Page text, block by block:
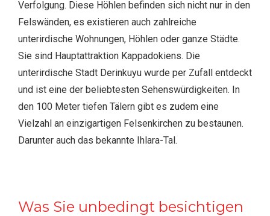
Verfolgung. Diese Höhlen befinden sich nicht nur in den
Felswänden, es existieren auch zahlreiche
unterirdische Wohnungen, Höhlen oder ganze Städte.
Sie sind Hauptattraktion Kappadokiens. Die
unterirdische Stadt Derinkuyu wurde per Zufall entdeckt
und ist eine der beliebtesten Sehenswürdigkeiten. In
den 100 Meter tiefen Tälern gibt es zudem eine
Vielzahl an einzigartigen Felsenkirchen zu bestaunen.
Darunter auch das bekannte Ihlara-Tal.
Was Sie unbedingt besichtigen